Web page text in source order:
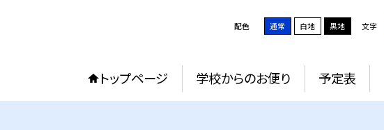
配色 通常 白地 黒地 文字
トップページ 学校からのお便り 予定表